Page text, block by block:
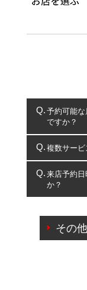
予約可能
ですか？
コクピッ
複数サービ
複数サー
一部の商品・
出来ないもの
来店予約
か？
ご来店予約
の日時変
その